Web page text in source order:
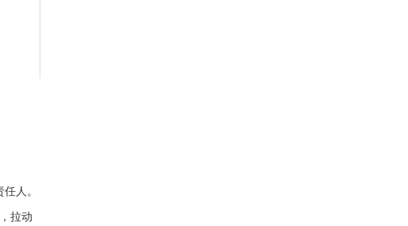
人。
拉动